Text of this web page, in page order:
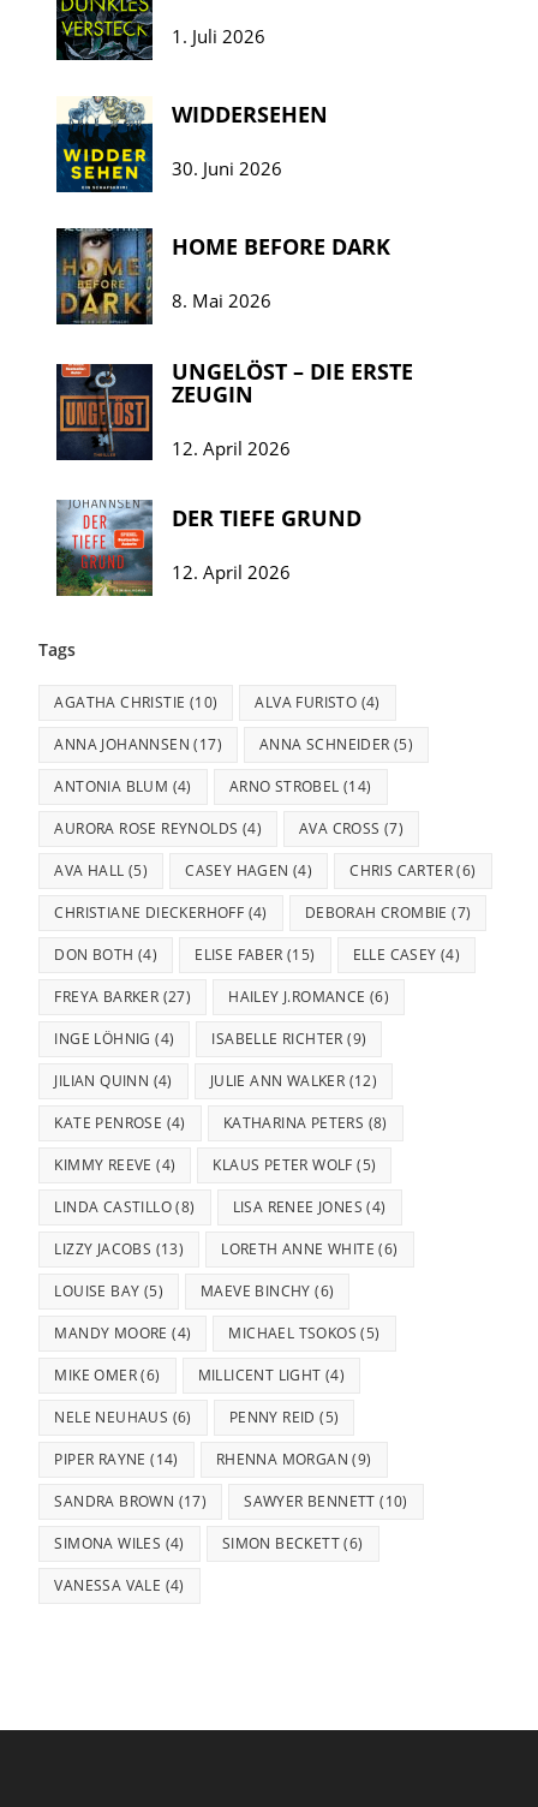
1. Juli 2026
WIDDERSEHEN
30. Juni 2026
HOME BEFORE DARK
8. Mai 2026
UNGELÖST – DIE ERSTE
ZEUGIN
12. April 2026
DER TIEFE GRUND
12. April 2026
Tags
AGATHA CHRISTIE (10) ALVA FURISTO (4)
ANNA JOHANNSEN (17) ANNA SCHNEIDER (5)
ANTONIA BLUM (4) ARNO STROBEL (14)
AURORA ROSE REYNOLDS (4) AVA CROSS (7)
AVA HALL (5) CASEY HAGEN (4) CHRIS CARTER(6)
CHRISTIANE DIECKERHOFF (4) DEBORAH CROMBIE (7)
DON BOTH (4) ELISE FABER (15) ELLE CASEY (4)
FREYA BARKER (27) HAILEY J.ROMANCE (6)
INGE LÖHNIG (4) ISABELLE RICHTER (9)
JILIAN QUINN (4) JULIE ANN WALKER (12)
KATE PENROSE (4) KATHARINA PETERS (8)
KIMMY REEVE (4) KLAUS PETER WOLF (5)
LINDA CASTILLO(8) LISA RENEE JONES (4)
LIZZY JACOBS (13) LORETH ANNE WHITE (6)
LOUISE BAY (5) MAEVE BINCHY (6)
MANDY MOORE (4) MICHAEL TSOKOS (5)
MIKE OMER(6) MILLICENT LIGHT (4)
NELE NEUHAUS (6) PENNY REID (5)
PIPER RAYNE (14) RHENNA MORGAN (9)
SANDRA BROWN (17) SAWYER BENNETT (10)
SIMONA WILES (4) SIMON BECKETT(6)
VANESSA VALE (4)